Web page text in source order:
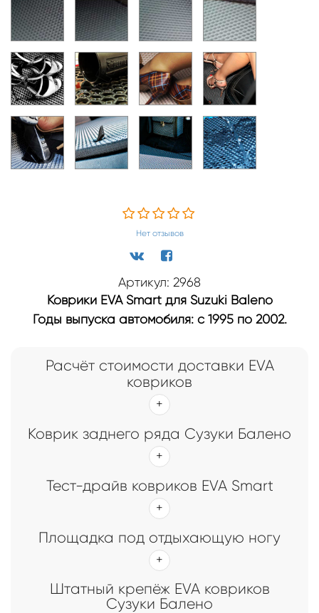
Нет отзывов
Артикул: 2968
Коврики EVA Smart для Suzuki Baleno
Годы выпуска автомобиля: с 1995 по 2002.
Расчёт стоимости доставки EVA
ковриков
Коврик заднего ряда Сузуки Балено
Тест-драйв ковриков EVA Smart
Площадка под отдыхающую ногу
Штатный крепёж EVA ковриков
Сузуки Балено